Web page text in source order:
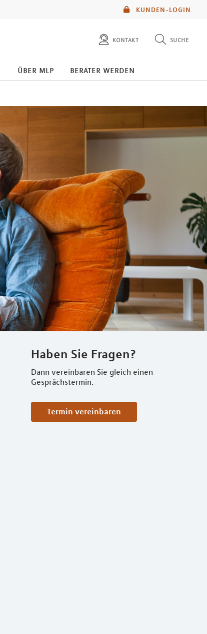
KUNDEN-LOGIN
kontakt suche
diese website durchsuchen
über mlp berater werden
Haben Sie Fragen?
Dann vereinbaren Sie gleich einen
Gesprächstermin.
Termin vereinbaren